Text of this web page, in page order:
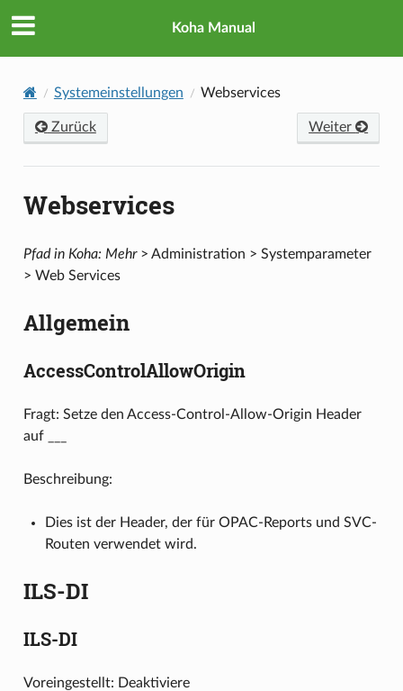
Koha Manual
Systemeinstellungen Webservices
Zurück Weiter
Webservices
Pfad in Koha: Mehr> Administration > Systemparameter
> Web Services
Allgemein
AccessControlAllowOrigin
Fragt: Setze den Access-Control-Allow-Origin Header
auf ___
Beschreibung:
Dies ist der Header, der für OPAC-Reports und SVC-
Routen verwendet wird.
ILS-DI
ILS-DI
Voreingestellt: Deaktiviere